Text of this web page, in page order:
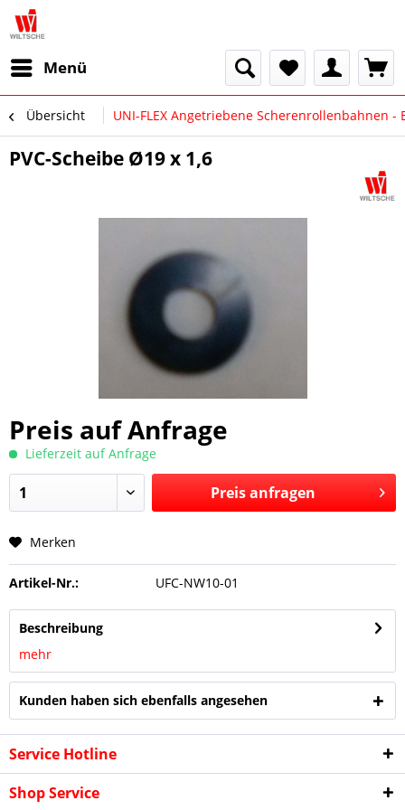
Menü
Übersicht UNI-FLEX Angetriebene Scherenrollenbahnen -
PVC-Scheibe Ø19 x 1,6
Preis auf Anfrage
Lieferzeit auf Anfrage
Preis anfragen
Preis anfragen
Merken
Artikel-Nr.: UFC-NW10-01
Beschreibung
mehr
Kunden haben sich ebenfalls angesehen
Service Hotline
Shop Service